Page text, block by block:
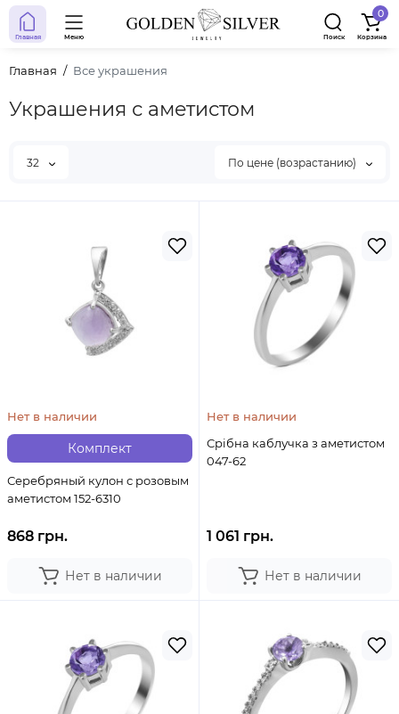
Главная Меню Поиск
0
Корзина
Главная Все украшения
Украшения с аметистом
32 По цене (возрастанию)
Комплект
Нет в наличии
Серебряный кулон с розовым
аметистом 152-6310
868 грн.
Нет в наличии
Нет в наличии
Срібна каблучка з аметистом
047-62
1 061 грн.
Нет в наличии